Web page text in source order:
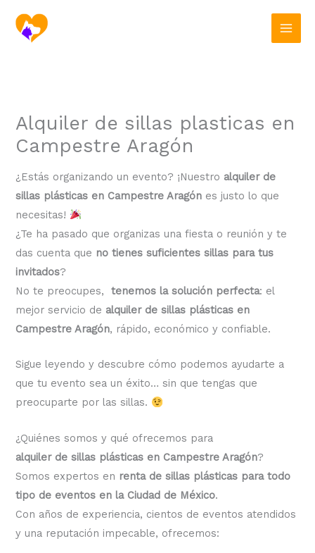
contenido
Alquiler de sillas plasticas en
Campestre Aragón
¿Estás organizando un evento? ¡Nuestro alquiler de
sillas plásticas en Campestre Aragón es justo lo que
necesitas!
¿Te ha pasado que organizas una fiesta o reunión y te
das cuenta que no tienes suficientes sillas para tus
invitados?
No te preocupes,
tenemos la solución perfecta: el
mejor servicio de alquiler de sillas plásticas en
Campestre Aragón, rápido, económico y confiable.
Sigue leyendo y descubre cómo podemos ayudarte a
que tu evento sea un éxito… sin que tengas que
preocuparte por las sillas.
¿Quiénes somos y qué ofrecemos para
alquiler de sillas plásticas en Campestre Aragón?
Somos expertos en renta de sillas plásticas para todo
tipo de eventos en la Ciudad de México.
Con años de experiencia, cientos de eventos atendidos
y una reputación impecable, ofrecemos: